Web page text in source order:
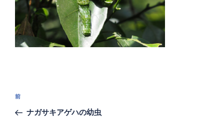
投
ナ
過
去
前
ナガサキアゲハの幼虫